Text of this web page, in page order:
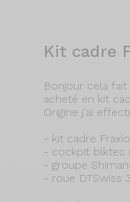
Kit cadre
Bonjour cela
acheté en kit
Origine j'ai
- kit cadre
- cockpit blktec
- groupe
- roue DTSwiss